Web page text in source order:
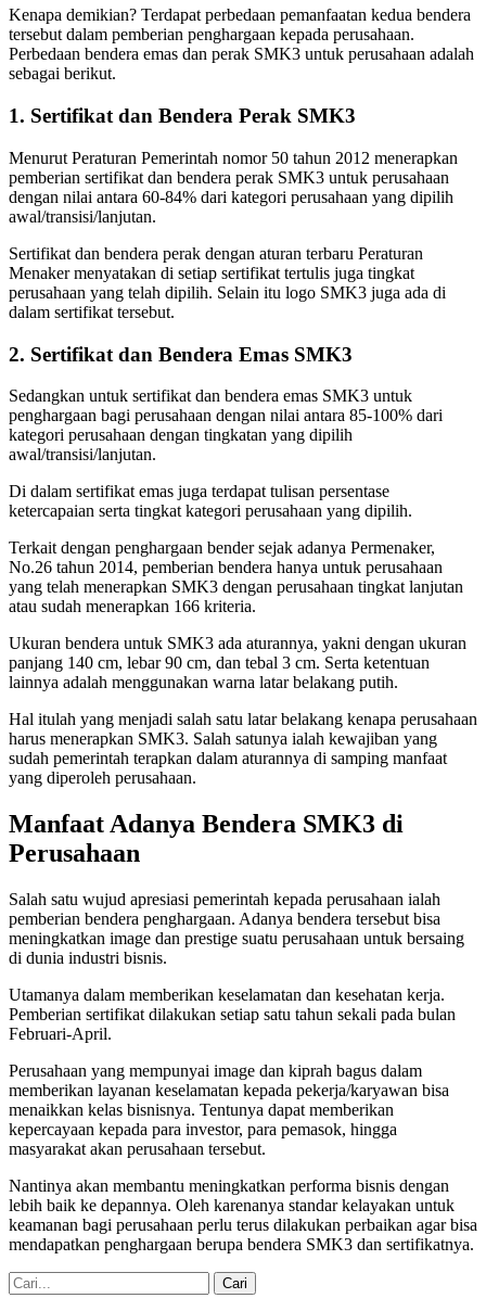
Kenapa demikian? Terdapat perbedaan pemanfaatan kedua bendera
tersebut dalam pemberian penghargaan kepada perusahaan.
Perbedaan bendera emas dan perak SMK3 untuk perusahaan adalah
sebagai berikut.
1. Sertifikat dan Bendera Perak SMK3
Menurut Peraturan Pemerintah nomor 50 tahun 2012 menerapkan
pemberian sertifikat dan bendera perak SMK3 untuk perusahaan
dengan nilai antara 60-84% dari kategori perusahaan yang dipilih
awal/transisi/lanjutan.
Sertifikat dan bendera perak dengan aturan terbaru Peraturan
Menaker menyatakan di setiap sertifikat tertulis juga tingkat
perusahaan yang telah dipilih. Selain itu logo SMK3 juga ada di
dalam sertifikat tersebut.
2. Sertifikat dan Bendera Emas SMK3
Sedangkan untuk sertifikat dan bendera emas SMK3 untuk
penghargaan bagi perusahaan dengan nilai antara 85-100% dari
kategori perusahaan dengan tingkatan yang dipilih
awal/transisi/lanjutan.
Di dalam sertifikat emas juga terdapat tulisan persentase
ketercapaian serta tingkat kategori perusahaan yang dipilih.
Terkait dengan penghargaan bender sejak adanya Permenaker,
No.26 tahun 2014, pemberian bendera hanya untuk perusahaan
yang telah menerapkan SMK3 dengan perusahaan tingkat lanjutan
atau sudah menerapkan 166 kriteria.
Ukuran bendera untuk SMK3 ada aturannya, yakni dengan ukuran
panjang 140 cm, lebar 90 cm, dan tebal 3 cm. Serta ketentuan
lainnya adalah menggunakan warna latar belakang putih.
Hal itulah yang menjadi salah satu latar belakang kenapa perusahaan
harus menerapkan SMK3. Salah satunya ialah kewajiban yang
sudah pemerintah terapkan dalam aturannya di samping manfaat
yang diperoleh perusahaan.
Manfaat Adanya Bendera SMK3 di
Perusahaan
Salah satu wujud apresiasi pemerintah kepada perusahaan ialah
pemberian bendera penghargaan. Adanya bendera tersebut bisa
meningkatkan image dan prestige suatu perusahaan untuk bersaing
di dunia industri bisnis.
Utamanya dalam memberikan keselamatan dan kesehatan kerja.
Pemberian sertifikat dilakukan setiap satu tahun sekali pada bulan
Februari-April.
Perusahaan yang mempunyai image dan kiprah bagus dalam
memberikan layanan keselamatan kepada pekerja/karyawan bisa
menaikkan kelas bisnisnya. Tentunya dapat memberikan
kepercayaan kepada para investor, para pemasok, hingga
masyarakat akan perusahaan tersebut.
Nantinya akan membantu meningkatkan performa bisnis dengan
lebih baik ke depannya. Oleh karenanya standar kelayakan untuk
keamanan bagi perusahaan perlu terus dilakukan perbaikan agar bisa
mendapatkan penghargaan berupa bendera SMK3 dan sertifikatnya.